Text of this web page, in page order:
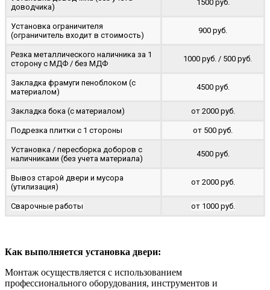
доводчика)
1500 руб.
Установка ограничителя
(ограничитель входит в стоимость)
900 руб.
Резка металлического наличника за 1
сторону с МДФ / без МДФ
1000 руб. / 500 руб.
Закладка фрамуги пеноблоком (с
материалом)
4500 руб.
Закладка бока (с материалом) от 2000 руб.
Подрезка плитки с 1 стороны от 500 руб.
Установка / пересборка доборов с
наличниками (без учета материала)
4500 руб.
Вывоз старой двери и мусора
(утилизация)
от 2000 руб.
Сварочные работы от 1000 руб.
Как выполняется установка двери:
Монтаж осуществляется с использованием
профессионального оборудования, инструментов и